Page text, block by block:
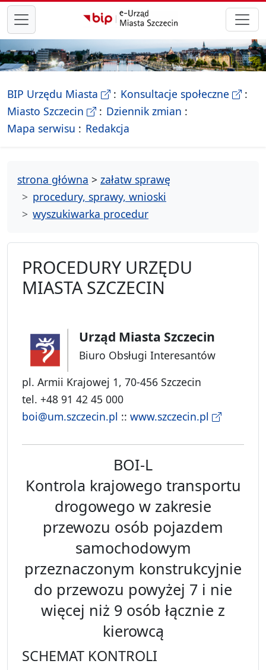
przejdź do głównego menu
BIP Urzędu Miasta - Biletyn Informacji Publicznej
Konsultacje społeczne-
Miasto Szczecin - Oficjalna strona Miasta Szczecin
Dziennik zmian
Mapa serwisu - drzewko rozdziałów
Redakcja
strona główna > załatw sprawę
procedury, sprawy, wnioski
wyszukiwarka procedur
PROCEDURY URZĘDU
MIASTA SZCZECIN
Urząd Miasta Szczecin
Biuro Obsługi Interesantów
pl. Armii Krajowej 1, 70-456 Szczecin
tel. +48 91 42 45 000
boi@um.szczecin.pl :: www.szczecin.pl
BOI-L
Kontrola krajowego transportu
drogowego w zakresie
przewozu osób pojazdem
samochodowym
przeznaczonym konstrukcyjnie
do przewozu powyżej 7 i nie
więcej niż 9 osób łącznie z
kierowcą
SCHEMAT KONTROLI